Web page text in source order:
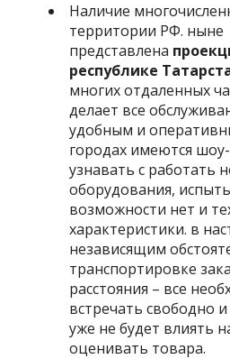
Наличие
территории РФ. ныне
представлена
республике
многих отдаленных
делает все
удобным и
городах имеются
узнавать с работать
оборудования,
возможности нет и
характеристики. в
независящим
транспортировке
расстояния – все
встречать свободно
уже не будет влиять
оценивать товара.